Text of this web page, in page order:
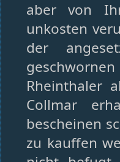
aber von
unkosten
der
Rheinthaler
Collmar
bescheinen
zu kauffen